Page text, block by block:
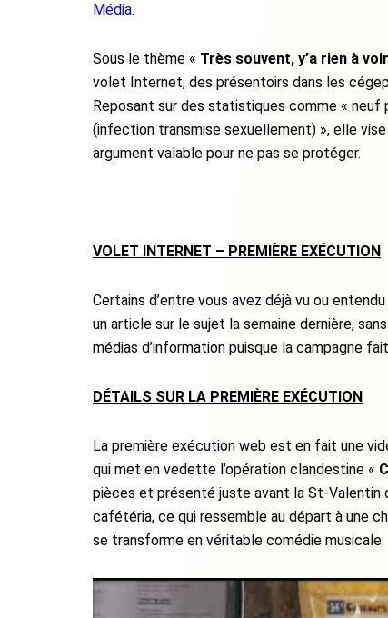
Média.
Sous le thème « Très souvent, y’a rien à voir
volet Internet, des présentoirs dans les
Reposant sur des statistiques comme « neuf
(infection transmise sexuellement) », elle vise
argument valable pour ne pas se protéger.
VOLET INTERNET – PREMIÈRE EXÉCUTION
Certains d’entre vous avez déjà vu ou
un article sur le sujet la semaine dernière,
médias d’information puisque la campagne fait
DÉTAILS SUR LA PREMIÈRE EXÉCUTION
La première exécution web est en fait une
qui met en vedette l’opération clandestine «
pièces et présenté juste avant la St-Valentin
cafétéria, ce qui ressemble au départ à une
se transforme en véritable comédie musicale.